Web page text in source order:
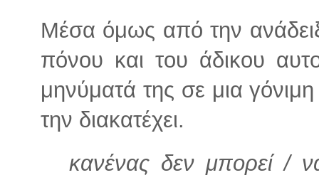
Μέσα όμως από την
πόνου και του άδικου
μηνύματά της σε μια
την διακατέχει.
κανένας δεν μπορεί /